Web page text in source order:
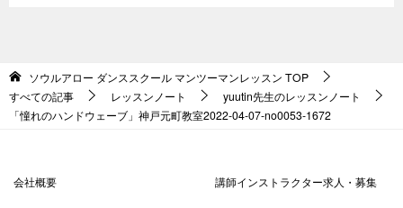
ソウルアロー ダンススクール マンツーマンレッスン TOP
すべての記事
レッスンノート
yuutin先生のレッスンノート
「憧れのハンドウェーブ」神戸元町教室2022-04-07­-­no0053-­1672
会社概要 講師インストラクター求人・募集